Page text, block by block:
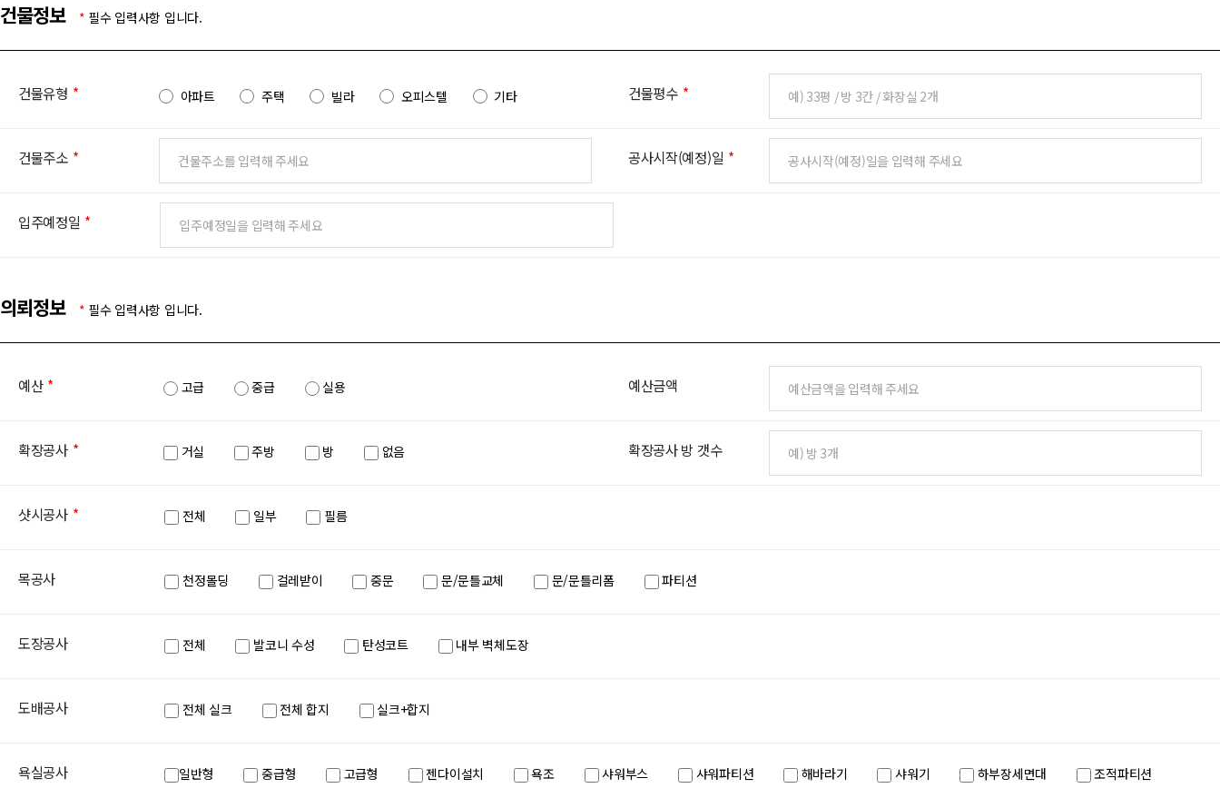
건물정보 * 필수 입력사항 입니다.
건물유형 * 아파트 주택 빌라 오피스텔 기타 건물평수 *
건물주소 * 공사시작(예정)일 *
입주예정일 *
의뢰정보 * 필수 입력사항 입니다.
예산 * 고급 중급 실용 예산금액
확장공사 * 거실 주방 방 없음 확장공사 방 갯수
샷시공사 * 전체 일부 필름
목공사 천정몰딩 걸레받이 중문 문/문틀교체 문/문틀리폼 파티션
도장공사 전체 발코니 수성 탄성코트 내부 벽체도장
도배공사 전체 실크 전체 합지 실크+합지
욕실공사 일반형 중급형 고급형 젠다이설치 욕조 샤워부스 샤워파티션 해바라기 샤워기 하부장세면대 조적파티션